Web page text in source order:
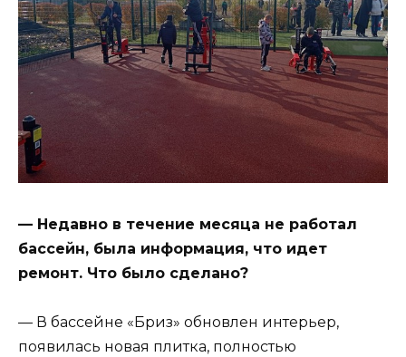
— Недавно в течение месяца не работал
бассейн, была информация, что идет
ремонт. Что было сделано?
— В бассейне «Бриз» обновлен интерьер,
появилась новая плитка, полностью